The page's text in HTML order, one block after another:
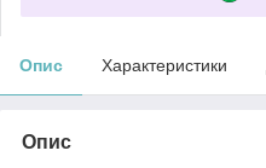
Опис Характеристики
Опис